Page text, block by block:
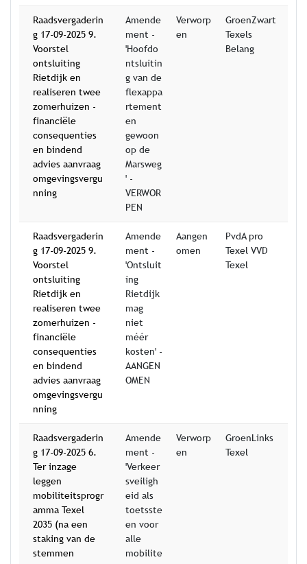
Raadsvergaderin
g 17-09-2025 9.
Voorstel
ontsluiting
Rietdijk en
realiseren twee
zomerhuizen -
financiële
consequenties
en bindend
advies aanvraag
omgevingsvergu
nning
Amende
ment -
'Hoofdo
ntsluitin
g van de
flexappa
rtement
en
gewoon
op de
Marsweg
' -
VERWOR
PEN
Verworp
en
GroenZwart
Texels
Belang
Raadsvergaderin
g 17-09-2025 9.
Voorstel
ontsluiting
Rietdijk en
realiseren twee
zomerhuizen -
financiële
consequenties
en bindend
advies aanvraag
omgevingsvergu
nning
Amende
ment -
'Ontsluit
ing
Rietdijk
mag
niet
méér
kosten' -
AANGEN
OMEN
Aangen
omen
PvdA pro
Texel VVD
Texel
Raadsvergaderin
g 17-09-2025 6.
Ter inzage
leggen
mobiliteitsprogr
amma Texel
2035 (na een
staking van de
stemmen
Amende
ment -
'Verkeer
sveiligh
eid als
toetsste
en voor
alle
mobilite
Verworp
en
GroenLinks
Texel